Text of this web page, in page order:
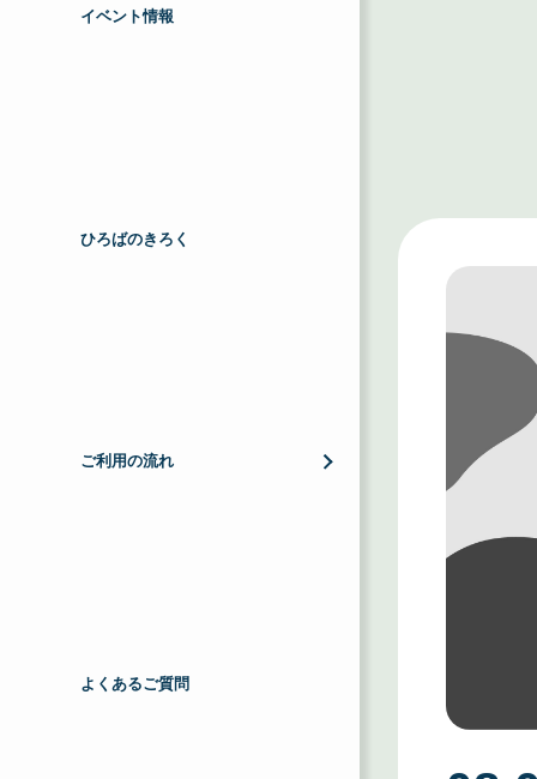
イベント情報
ひろばのきろく
ご利用の流れ
よくあるご質問